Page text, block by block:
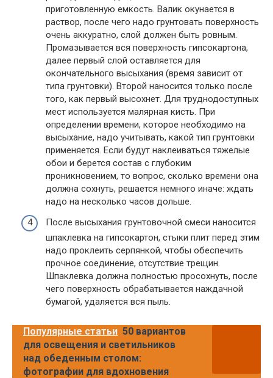
приготовленную емкость. Валик окунается в
раствор, после чего надо грунтовать поверхность
очень аккуратно, слой должен быть ровным.
Промазывается вся поверхность гипсокартона,
далее первый слой оставляется для
окончательного высыхания (время зависит от
типа грунтовки). Второй наносится только после
того, как первый высохнет. Для труднодоступных
мест используется малярная кисть. При
определении времени, которое необходимо на
высыхание, надо учитывать, какой тип грунтовки
применяется. Если будут наклеиваться тяжелые
обои и берется состав с глубоким
проникновением, то вопрос, сколько времени она
должна сохнуть, решается немного иначе: ждать
надо на несколько часов дольше.
После высыхания грунтовочной смеси наносится
шпаклевка на гипсокартон, стыки плит перед этим
надо проклеить серпянкой, чтобы обеспечить
прочное соединение, отсутствие трещин.
Шпаклевка должна полностью просохнуть, после
чего поверхность обрабатывается наждачной
бумагой, удаляется вся пыль.
Популярные статьи 50 вариантов
для освещения и светильников
над обеденным столом:
фотографии для вдохновения